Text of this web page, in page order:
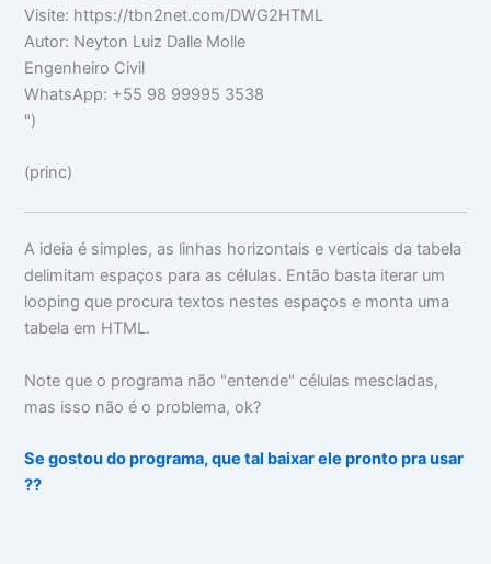
Visite: https://tbn2net.com/DWG2HTML
Autor: Neyton Luiz Dalle Molle
Engenheiro Civil
WhatsApp: +55 98 99995 3538
")
(princ)
A ideia é simples, as linhas horizontais e verticais da tabela
delimitam espaços para as células. Então basta iterar um
looping que procura textos nestes espaços e monta uma
tabela em HTML.
Note que o programa não "entende" células mescladas,
mas isso não é o problema, ok?
Se gostou do programa, que tal baixar ele pronto pra usar
??